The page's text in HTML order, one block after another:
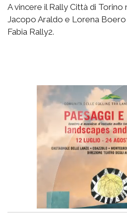
A vincere il Rally Città di Torino
Jacopo Araldo e Lorena
Fabia Rally2.